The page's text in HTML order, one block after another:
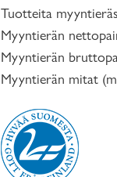
Tuotteita
Myyntierän
Myyntierän
Myyntierän mitat